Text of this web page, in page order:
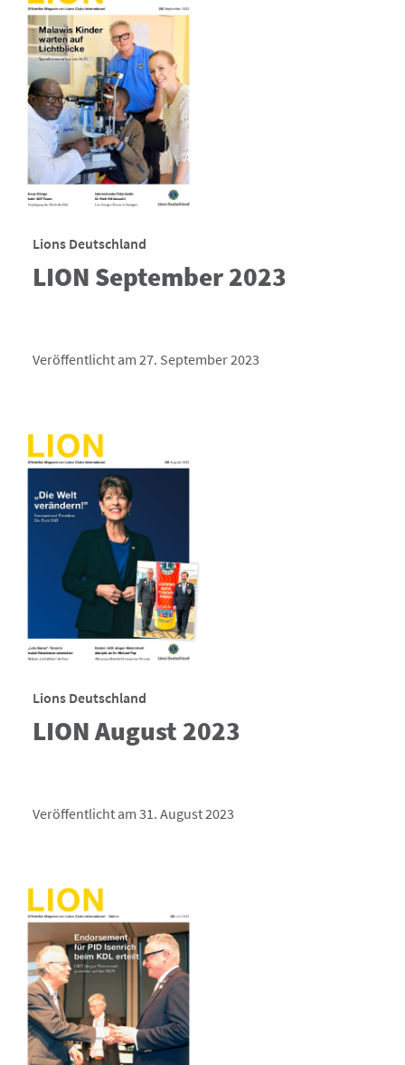
Lions Deutschland
LION September 2023
Veröffentlicht am 27. September 2023
Lions Deutschland
LION August 2023
Veröffentlicht am 31. August 2023